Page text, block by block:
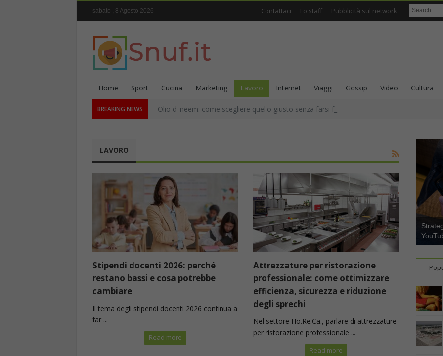
sabato , 8 Agosto 2026 Contattaci Lo staff Pubblicità sul network
Home Sport Cucina Marketing Lavoro Internet Viaggi Gossip Video Cultura
BREAKING NEWS Olio di neem: come scegliere quello giusto senza farsi fregare dalla parola “naturale”
LAVORO
Stipendi docenti 2026: perché
restano bassi e cosa potrebbe
cambiare
Il tema degli stipendi docenti 2026 continua a
far ...
Read more
Attrezzature per ristorazione
professionale: come ottimizzare
efficienza, sicurezza e riduzione
degli sprechi
Nel settore Ho.Re.Ca., parlare di attrezzature
per ristorazione professionale ...
Read more